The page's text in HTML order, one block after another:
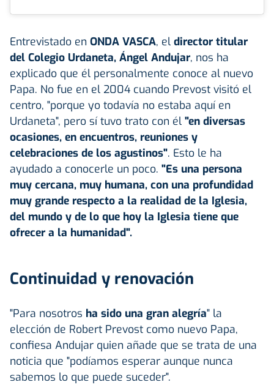
Entrevistado en ONDA VASCA, el director titular
del Colegio Urdaneta, Ángel Andujar, nos ha
explicado que él personalmente conoce al nuevo
Papa. No fue en el 2004 cuando Prevost visitó el
centro, "porque yo todavía no estaba aquí en
Urdaneta", pero sí tuvo trato con él "en diversas
ocasiones, en encuentros, reuniones y
celebraciones de los agustinos". Esto le ha
ayudado a conocerle un poco. "Es una persona
muy cercana, muy humana, con una profundidad
muy grande respecto a la realidad de la Iglesia,
del mundo y de lo que hoy la Iglesia tiene que
ofrecer a la humanidad".
Continuidad y renovación
"Para nosotros ha sido una gran alegría" la
elección de Robert Prevost como nuevo Papa,
confiesa Andujar quien añade que se trata de una
noticia que "podíamos esperar aunque nunca
sabemos lo que puede suceder".